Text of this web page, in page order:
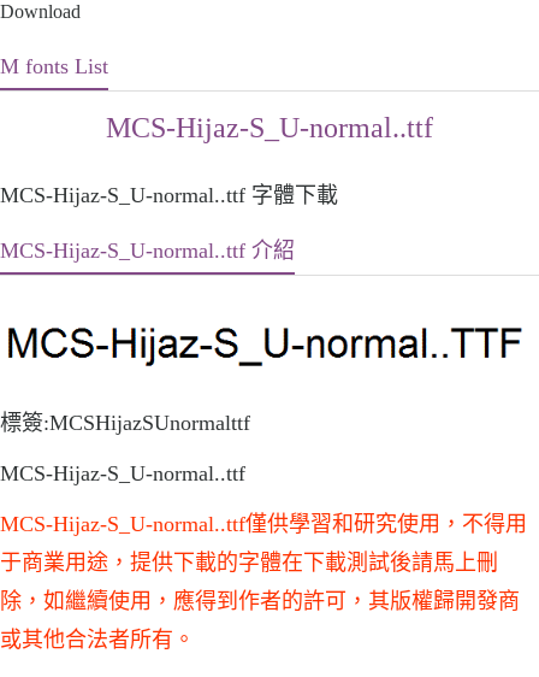
Download
M fonts List
MCS-Hijaz-S_U-normal..ttf
MCS-Hijaz-S_U-normal..ttf 字體下載
MCS-Hijaz-S_U-normal..ttf 介紹
標簽:MCSHijazSUnormalttf
MCS-Hijaz-S_U-normal..ttf
MCS-Hijaz-S_U-normal..ttf僅供學習和研究使用，不得用
于商業用途，提供下載的字體在下載測試後請馬上刪
除，如繼續使用，應得到作者的許可，其版權歸開發商
或其他合法者所有。